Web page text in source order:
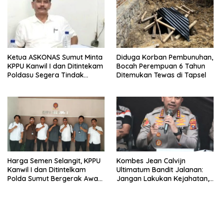
Ketua ASKONAS Sumut Minta
KPPU Kanwil I dan Ditintekam
Poldasu Segera Tindak
Diduga Korban Pembunuhan,
Bocah Perempuan 6 Tahun
Ditemukan Tewas di Tapsel
Harga Semen Selangit, KPPU
Kanwil I dan Ditintelkam
Polda Sumut Bergerak Awasi
Kombes Jean Calvijn
Ultimatum Bandit Jalanan:
Jangan Lakukan Kejahatan,